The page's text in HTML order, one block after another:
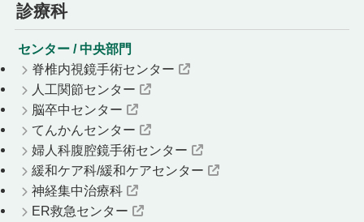
診療科
センター / 中央部門
脊椎内視鏡手術センター
人工関節センター
脳卒中センター
てんかんセンター
婦人科腹腔鏡手術センター
緩和ケア科/緩和ケアセンター
神経集中治療科
ER救急センター